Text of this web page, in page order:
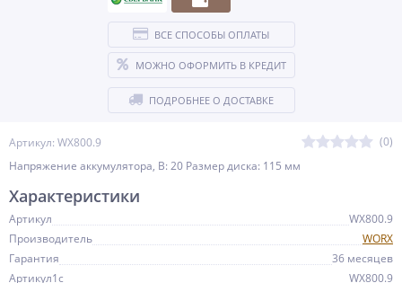
Артикул: WX800.9
(0)
Напряжение аккумулятора, В: 20 Размер диска: 115 мм
ВСЕ СПОСОБЫ ОПЛАТЫ
МОЖНО ОФОРМИТЬ В КРЕДИТ
ПОДРОБНЕЕ О ДОСТАВКЕ
Характеристики
Артикул
WX800.9
Производитель
WORX
Гарантия
36 месяцев
Артикул1c
WX800.9